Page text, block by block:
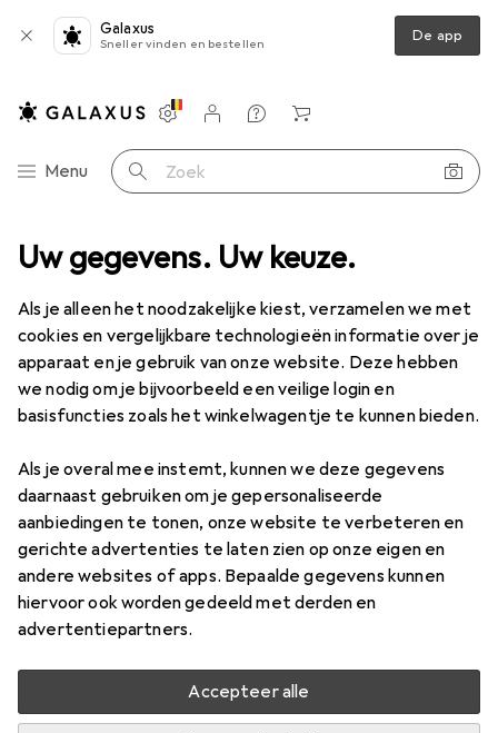
Uw gegevens. Uw keuze.
Als je alleen het noodzakelijke kiest, verzamelen we met
cookies en vergelijkbare technologieën informatie over je
apparaat en je gebruik van onze website. Deze hebben
we nodig om je bijvoorbeeld een veilige login en
basisfuncties zoals het winkelwagentje te kunnen bieden.
Als je overal mee instemt, kunnen we deze gegevens
daarnaast gebruiken om je gepersonaliseerde
aanbiedingen te tonen, onze website te verbeteren en
gerichte advertenties te laten zien op onze eigen en
andere websites of apps. Bepaalde gegevens kunnen
hiervoor ook worden gedeeld met derden en
advertentiepartners.
Accepteer alle
Galaxus
Sneller vinden en bestellen De app
Categorie navigatie
Menu Zoek op
Instellingen
Klantenaccount
Produktvergelijking
Verlanglijstje
Winkelmandje
IT + Multimedia Periferie Printer + Scanner
Faxen
OntdekForum
Discussies in Faxen
Begin discussie
De Galaxus gemeenschap kijkt uit naar jouw
bijdrage